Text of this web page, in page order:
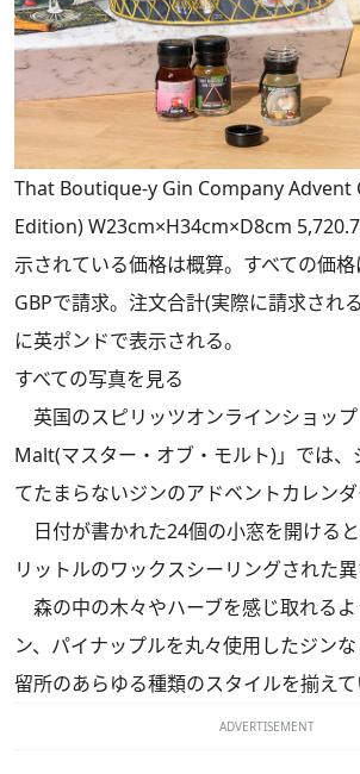
That Boutique-y Gin Company Advent
Edition) W23cm×H34cm×D8cm
示されている価格は概算。すべての価
GBPで請求。注文合計(実際に請求され
に英ポンドで表示される。
すべての写真を見る
英国のスピリッツオンラインショッ
Malt(マスター・オブ・モルト)」では、
てたまらないジンのアドベントカレンダ
日付が書かれた24個の小窓を開ける
リットルのワックスシーリングされた異
森の中の木々やハーブを感じ取れる
ン、パイナップルを丸々使用したジン
留所のあらゆる種類のスタイルを揃えて
ADVERTISEMENT